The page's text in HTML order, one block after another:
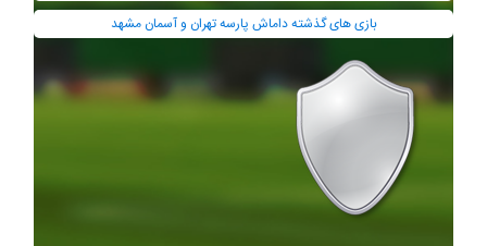
بازی های گذشته داماش پارسه تهران و آسمان مشهد